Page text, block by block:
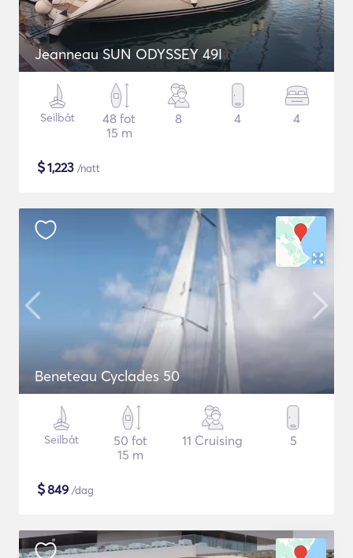
Jeanneau SUN ODYSSEY 49I
Seilbåt
48 fot
15 m
8 4 4
$1,223 /natt
Beneteau Cyclades 50
Seilbåt
50 fot
15 m
11 Cruising 5
$849 /dag